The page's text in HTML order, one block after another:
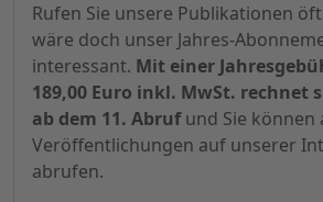
Rufen Sie unsere Publikationen
wäre doch unser Jahres-
interessant. Mit einer
189,00 Euro inkl. MwSt. rechnet
ab dem 11. Abrufund Sie können
Veröffentlichungen auf unserer
abrufen.